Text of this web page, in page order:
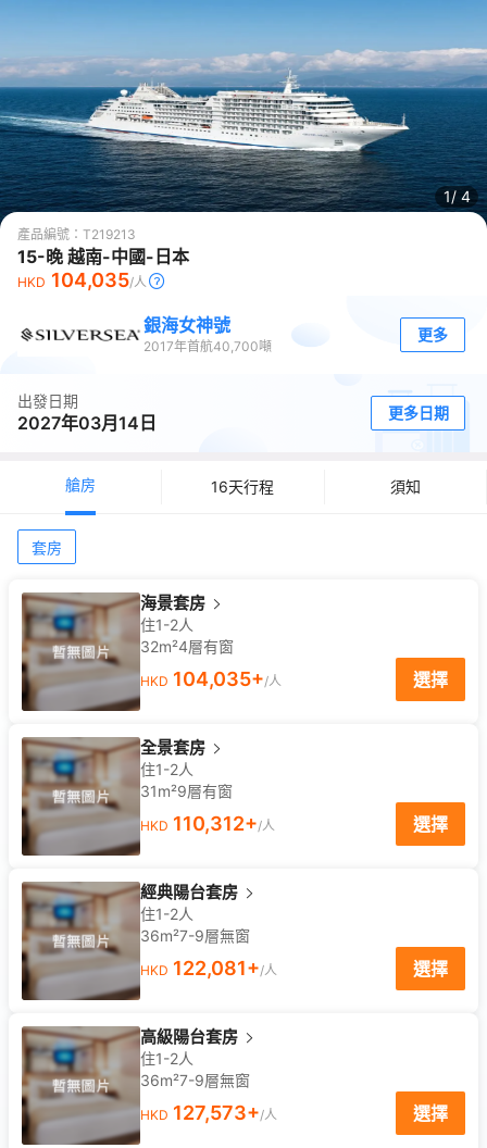
1/ 4
產品編號： T219213
15-晚 越南-中國-日本
HKD 104,035/人
銀海女神號
2017年首航40,700噸
更多
出發日期
2027年03月14日 更多日期
艙房 16天行程 須知
套房
海景套房
住1-2人
32m²4層有窗
HKD 104,035+/人 選擇
全景套房
住1-2人
31m²9層有窗
HKD 110,312+/人 選擇
經典陽台套房
住1-2人
36m²7-9層無窗
HKD 122,081+/人 選擇
高級陽台套房
住1-2人
36m²7-9層無窗
HKD 127,573+/人 選擇